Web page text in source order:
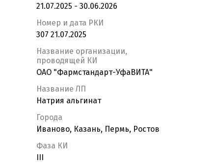
21.07.2025 - 30.06.2026
Номер и дата РКИ
307 21.07.2025
Название организации,
проводящей КИ
ОАО "Фармстандарт-УфаВИТА"
Название ЛП
Натрия альгинат
Города
Иваново, Казань, Пермь, Ростов
Фаза КИ